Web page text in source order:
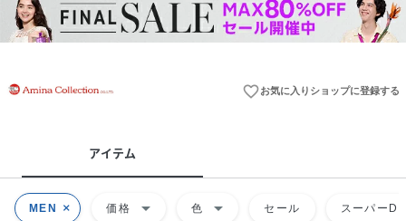
favorite_borderお気に入りショップに登録する
アイテム
MEN 価格 arrow_drop_down 色 arrow_drop_down セール スーパー